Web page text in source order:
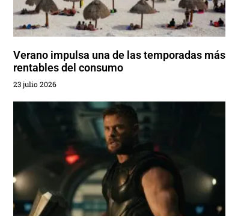
Verano impulsa una de las temporadas más
rentables del consumo
23 julio 2026